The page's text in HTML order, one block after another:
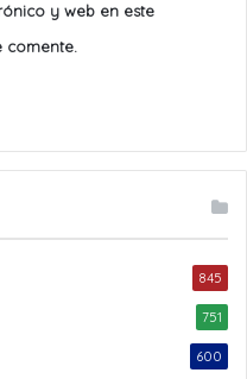
y web en este
comente.
845
751
600